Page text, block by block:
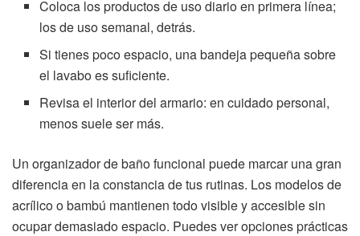
Coloca los productos de uso diario en primera línea;
los de uso semanal, detrás.
Si tienes poco espacio, una bandeja pequeña sobre
el lavabo es suficiente.
Revisa el interior del armario: en cuidado personal,
menos suele ser más.
Un organizador de baño funcional puede marcar una gran
diferencia en la constancia de tus rutinas. Los modelos de
acrílico o bambú mantienen todo visible y accesible sin
ocupar demasiado espacio. Puedes ver opciones prácticas